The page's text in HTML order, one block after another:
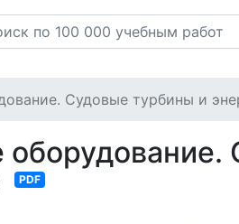
Судовые турбины и
PDF